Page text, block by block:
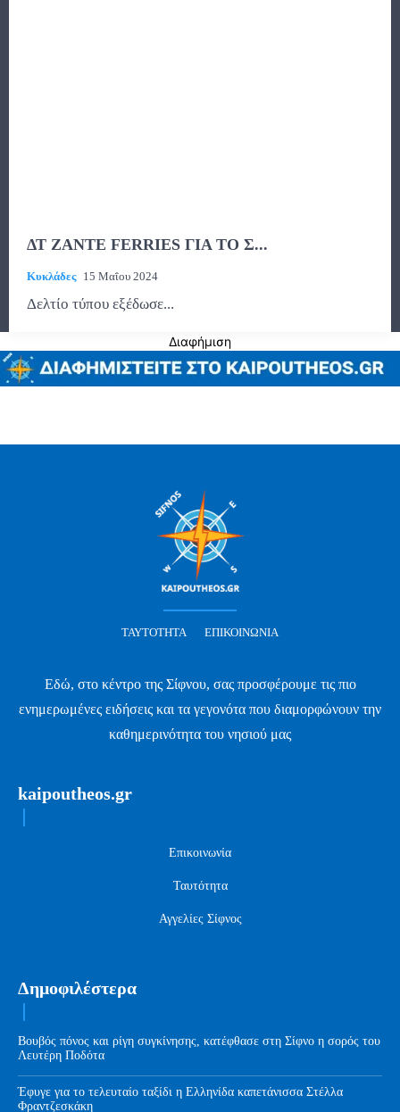
ΔΤ ZANTE FERRIES ΓΙΑ ΤΟ Σ...
Κυκλάδες 15 Μαΐου 2024
Δελτίο τύπου εξέδωσε...
Διαφήμιση
ΤΑΥΤΌΤΗΤΑ ΕΠΙΚΟΙΝΩΝΊΑ
Εδώ, στο κέντρο της Σίφνου, σας προσφέρουμε τις πιο
ενημερωμένες ειδήσεις και τα γεγονότα που διαμορφώνουν την
καθημερινότητα του νησιού μας
kaipoutheos.gr
Επικοινωνία
Ταυτότητα
Αγγελίες Σίφνος
Δημοφιλέστερα
Βουβός πόνος και ρίγη συγκίνησης, κατέφθασε στη Σίφνο η σορός του
Λευτέρη Ποδότα
Έφυγε για το τελευταίο ταξίδι η Ελληνίδα καπετάνισσα Στέλλα
Φραντζεσκάκη